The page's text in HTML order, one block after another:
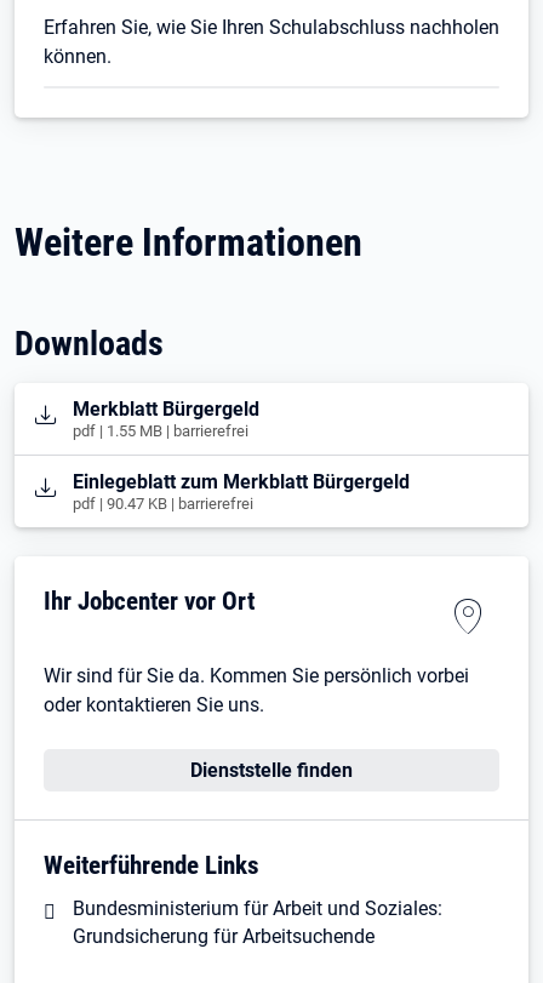
Erfahren Sie, wie Sie Ihren Schulabschluss nachholen
können.
Weitere Informationen
Downloads
Öffnet in neuem Tab
Merkblatt Bürgergeld
pdf | 1.55 MB | barrierefrei
Öffnet in neuem Tab
Einlegeblatt zum Merkblatt Bürgergeld
pdf | 90.47 KB | barrierefrei
Ihr Jobcenter vor Ort
Wir sind für Sie da. Kommen Sie persönlich vorbei
oder kontaktieren Sie uns.
Dienststelle finden
Weiterführende Links
Bundesministerium für Arbeit und Soziales:
Grundsicherung für Arbeitsuchende